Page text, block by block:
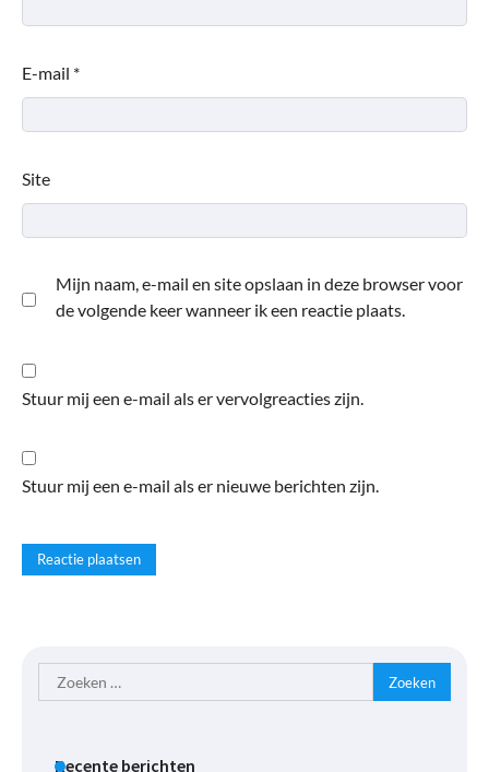
E-mail *
Site
Mijn naam, e-mail en site opslaan in deze browser voor
de volgende keer wanneer ik een reactie plaats.
Stuur mij een e-mail als er vervolgreacties zijn.
Stuur mij een e-mail als er nieuwe berichten zijn.
Zoeken
naar:
Recente berichten